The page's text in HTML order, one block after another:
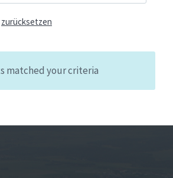
zurücksetzen
matched your criteria